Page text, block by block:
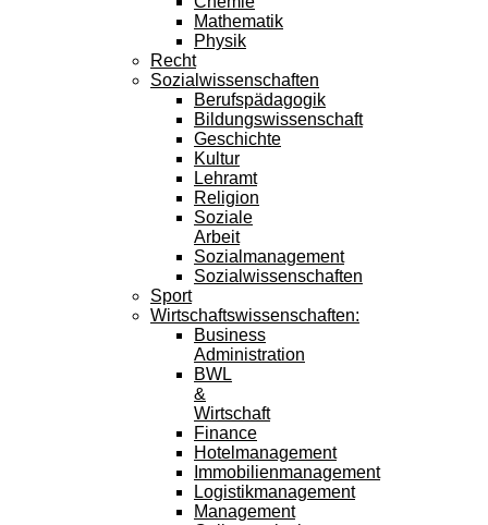
Mathematik
Physik
Recht
Sozialwissenschaften
Berufspädagogik
Bildungswissenschaft
Geschichte
Kultur
Lehramt
Religion
Soziale
Arbeit
Sozialmanagement
Sozialwissenschaften
Sport
Wirtschaftswissenschaften:
Business
Administration
BWL
&
Wirtschaft
Finance
Hotelmanagement
Immobilienmanagement
Logistikmanagement
Management